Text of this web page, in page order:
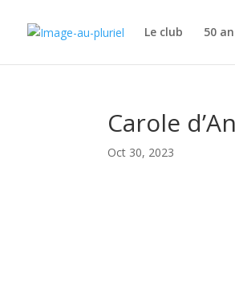
Le club 50
Carole
Oct 30, 2023